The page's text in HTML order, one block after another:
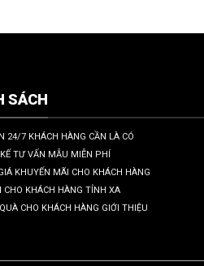
SÁCH
24/7 KHÁCH HÀNG CẦN LÀ CÓ
TƯ VẤN MẪU MIỄN PHÍ
KHUYẾN MÃI CHO KHÁCH HÀNG
CHO KHÁCH HÀNG TỈNH XA
CHO KHÁCH HÀNG GIỚI THIỆU